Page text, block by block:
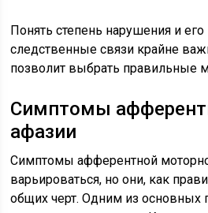
Понять степень нарушения и
следственные связи крайне
позволит выбрать правильные
Симптомы
афазии
Симптомы афферентной
варьироваться, но они, как
общих черт. Одним из основных